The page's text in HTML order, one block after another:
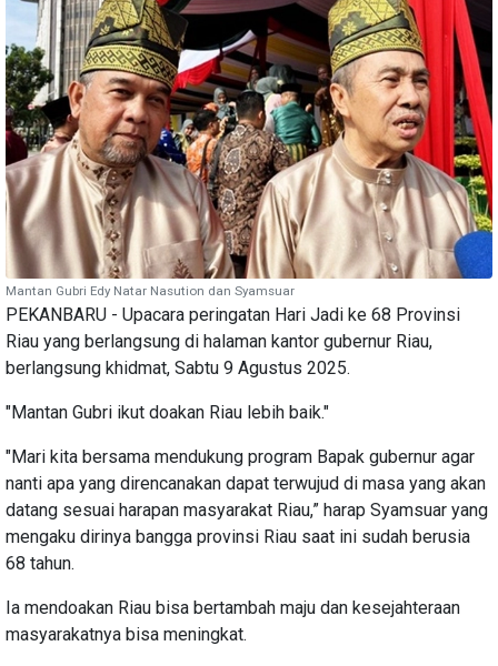
Mantan Gubri Edy Natar Nasution dan Syamsuar
PEKANBARU - Upacara peringatan Hari Jadi ke 68 Provinsi
Riau yang berlangsung di halaman kantor gubernur Riau,
berlangsung khidmat, Sabtu 9 Agustus 2025.
"Mantan Gubri ikut doakan Riau lebih baik."
"Mari kita bersama mendukung program Bapak gubernur agar
nanti apa yang direncanakan dapat terwujud di masa yang akan
datang sesuai harapan masyarakat Riau,” harap Syamsuar yang
mengaku dirinya bangga provinsi Riau saat ini sudah berusia
68 tahun.
Ia mendoakan Riau bisa bertambah maju dan kesejahteraan
masyarakatnya bisa meningkat.